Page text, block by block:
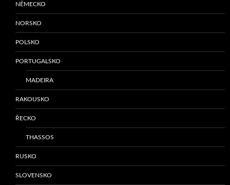
NĚMECKO
NORSKO
POLSKO
PORTUGALSKO
MADEIRA
RAKOUSKO
ŘECKO
THASSOS
RUSKO
SLOVENSKO